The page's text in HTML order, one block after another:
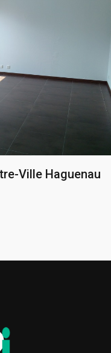
Ville Haguenau